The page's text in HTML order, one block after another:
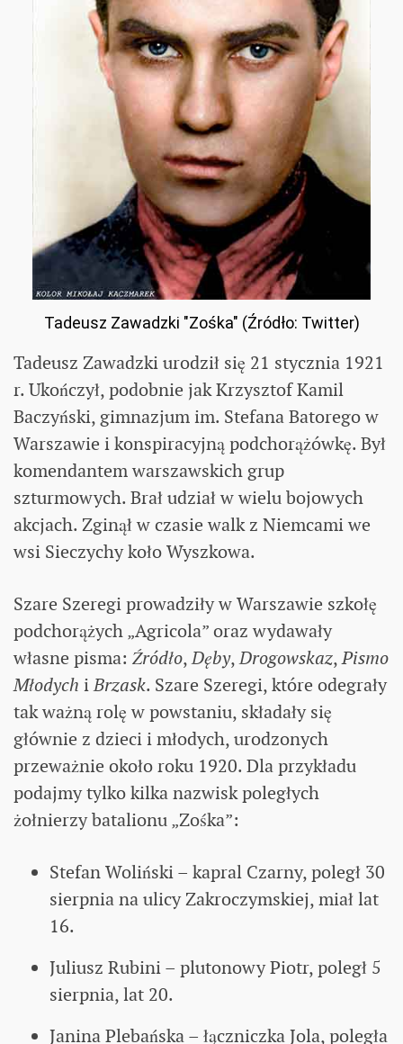
Tadeusz Zawadzki "Zośka" (Źródło: Twitter)
Tadeusz Zawadzki urodził się 21 stycznia 1921
r. Ukończył, podobnie jak Krzysztof Kamil
Baczyński, gimnazjum im. Stefana Batorego w
Warszawie i konspiracyjną podchorążówkę. Był
komendantem warszawskich grup
szturmowych. Brał udział w wielu bojowych
akcjach. Zginął w czasie walk z Niemcami we
wsi Sieczychy koło Wyszkowa.
Szare Szeregi prowadziły w Warszawie szkołę
podchorążych „Agricola” oraz wydawały
własne pisma: Źródło,Dęby,Drogowskaz,Pismo
Młodych iBrzask. Szare Szeregi, które odegrały
tak ważną rolę w powstaniu, składały się
głównie z dzieci i młodych, urodzonych
przeważnie około roku 1920. Dla przykładu
podajmy tylko kilka nazwisk poległych
żołnierzy batalionu „Zośka”:
Stefan Woliński – kapral Czarny, poległ 30
sierpnia na ulicy Zakroczymskiej, miał lat
16.
Juliusz Rubini – plutonowy Piotr, poległ 5
sierpnia, lat 20.
Janina Plebańska – łączniczka Jola, poległa